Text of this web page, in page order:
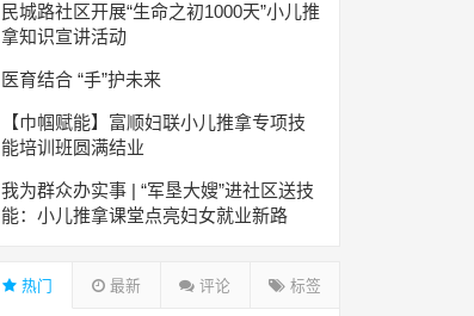
民城路社区开展“生命之初1000天”小儿推
拿知识宣讲活动
医育结合 “手”护未来
【巾帼赋能】富顺妇联小儿推拿专项技
能培训班圆满结业
我为群众办实事 | “军垦大嫂”进社区送技
能：小儿推拿课堂点亮妇女就业新路
热门 最新 评论 标签